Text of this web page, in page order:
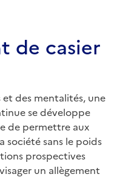
de casier
et des mentalités, une
se développe
de permettre aux
société sans le poids
prospectives
un allègement